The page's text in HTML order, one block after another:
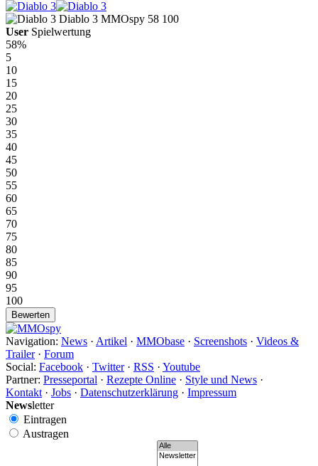
Diablo 3 MMOspy 58 100
User Spielwertung
58%
5
10
15
20
25
30
35
40
45
50
55
60
65
70
75
80
85
90
95
100
Navigation: News · Artikel · MMObase · Screenshots · Videos &
Trailer· Forum
Social: Facebook · Twitter· RSS · Youtube
Partner: Presseportal · Rezepte Online · Style und News ·
Kontakt · Jobs · Datenschutzerklärung · Impressum
Newsletter
Eintragen
Austragen